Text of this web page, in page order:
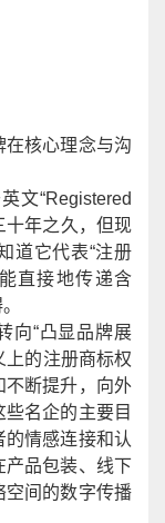
核心理念与沟
文“Registered
十年之久，但现
道它代表“注册
直接地传递含
向“凸显品牌展
上的注册商标权
不断提升，向外
名企的主要目
情感连接和认
产品包装、线下
空间的数字传播